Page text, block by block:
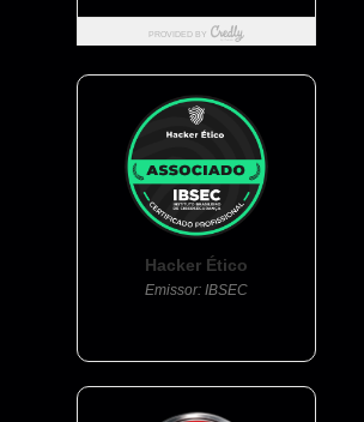
Hacker Ético
Emissor: IBSEC